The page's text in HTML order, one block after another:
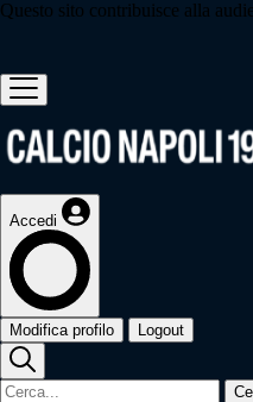
Questo sito contribuisce alla
Accedi
Modifica profilo Logout